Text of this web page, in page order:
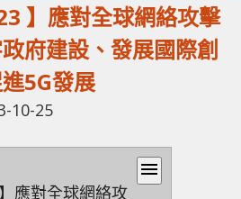
】應對全球網絡攻擊
府建設、發展國際創
5G發展
10-25
menu
應對全球網絡攻